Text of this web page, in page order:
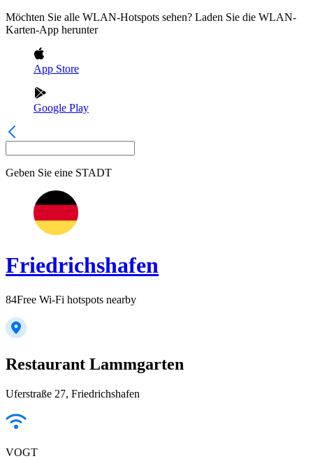
Möchten Sie alle WLAN-Hotspots sehen? Laden Sie die WLAN-
Karten-App herunter
App Store
Google Play
Geben Sie eine STADT
Friedrichshafen
84Free Wi-Fi hotspots nearby
Restaurant Lammgarten
Uferstraße 27, Friedrichshafen
VOGT